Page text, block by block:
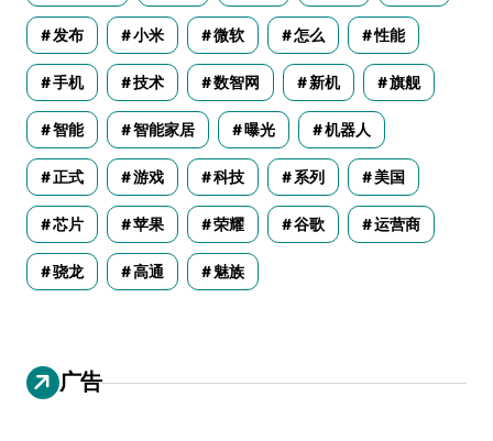
发布 小米 微软 怎么 性能
手机 技术 数智网 新机 旗舰
智能 智能家居 曝光 机器人
正式 游戏 科技 系列 美国
芯片 苹果 荣耀 谷歌 运营商
骁龙 高通 魅族
广告